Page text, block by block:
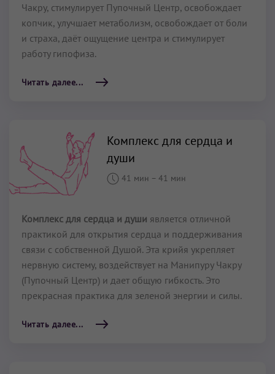
Чакру, стимулирует Пупочный Центр, освобождает
копчик, улучшает метаболизм, освобождает от боли
и страха, даёт ощущение центра и стимулирует
работу гипофиза.
Читать далее...
Комплекс для сердца и
души
41 мин –41 мин
Комплекс для сердца и души является отличной
практикой для открытия сердца и поддерживания
связи с собственной Душой. Эта крийя укрепляет
нервную систему, воздействует на Манипуру Чакру
(Пупочный Центр) и дает общую гибкость. Это
прекрасная практика для зеленой энергии и силы.
Читать далее...